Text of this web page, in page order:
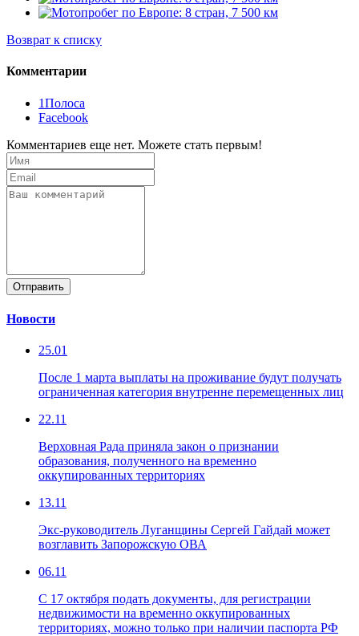
Возврат к списку
Комментарии
1Полоса
Facebook
Комментариев еще нет. Можете стать первым!
Отправить
Новости
25.01
После 1 марта выплаты на проживание будут получать
ограниченная категория внутренне перемещенных лиц
22.11
Верховная Рада приняла закон о признании
образования, полученного на временно
оккупированных территориях
13.11
Экс-руководитель Луганщины Сергей Гайдай может
возглавить Запорожскую ОВА
06.11
С 17 октября подать документы, для регистрации
недвижимости на временно оккупированных
территориях, можно только при наличии паспорта РФ